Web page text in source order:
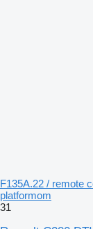
F135A.22 / remote
platformom
31